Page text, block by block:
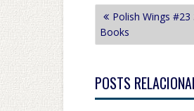
NAVEGAÇÃO
DE
POST
Polish Wings
Books
POSTS